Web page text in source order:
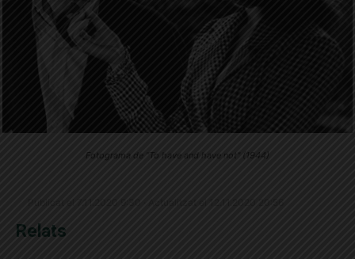
Fotograma de "To have and have not" (1944)
Relats